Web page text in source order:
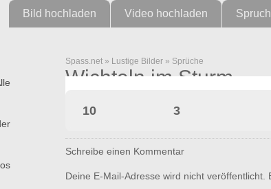
Bild hochladen Video hochladen
Spass.net » Lustige Bilder » Sprüche
Wichteln im Sturm
10 3
Schreibe einen Kommentar
Deine E-Mail-Adresse wird nicht veröffentlicht.